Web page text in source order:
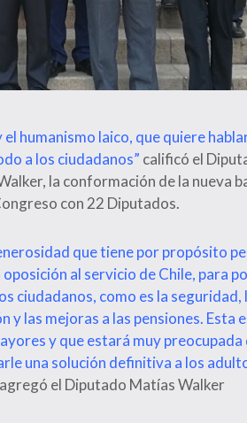
humanismo laico, que quiere
a los ciudadanos” calificó el
la conformación de la nueva
con 22 Diputados.
que tiene por propósito
al servicio de Chile, para
ciudadanos, como es la seguridad,
las mejoras a las pensiones. Esta
y que estará muy preocupada
una solución definitiva a los
el Diputado Matías Walker